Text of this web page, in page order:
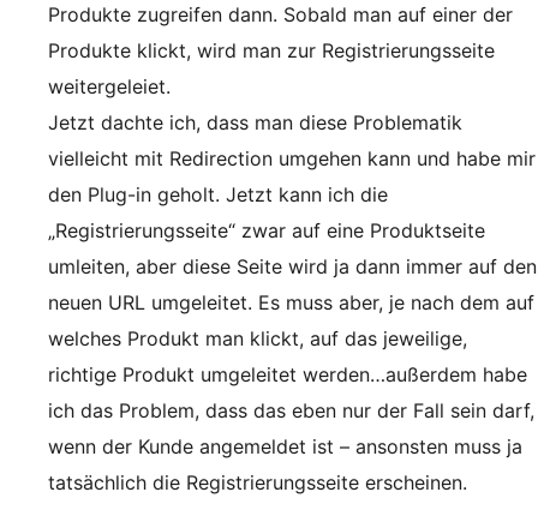
Produkte zugreifen dann. Sobald man auf einer der
Produkte klickt, wird man zur Registrierungsseite
weitergeleiet.
Jetzt dachte ich, dass man diese Problematik
vielleicht mit Redirection umgehen kann und habe mir
den Plug-in geholt. Jetzt kann ich die
„Registrierungsseite“ zwar auf eine Produktseite
umleiten, aber diese Seite wird ja dann immer auf den
neuen URL umgeleitet. Es muss aber, je nach dem auf
welches Produkt man klickt, auf das jeweilige,
richtige Produkt umgeleitet werden…außerdem habe
ich das Problem, dass das eben nur der Fall sein darf,
wenn der Kunde angemeldet ist – ansonsten muss ja
tatsächlich die Registrierungsseite erscheinen.